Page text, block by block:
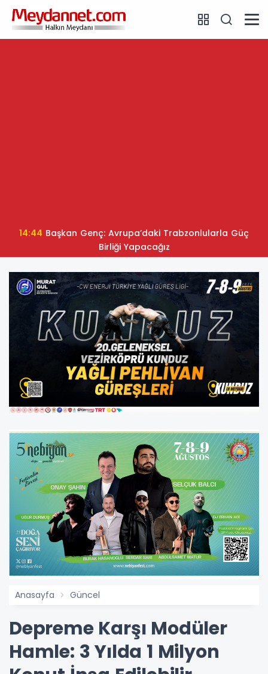
14:44
Birliği Yapacağız
Anasayfa Güncel
Depreme Karşı Modüler
Hamle: 3 Yılda 1 Milyon